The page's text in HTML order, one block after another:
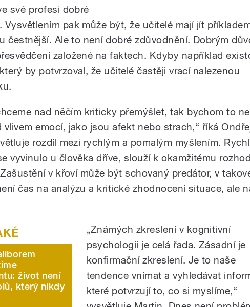
své profesi dobré
Vysvětlením pak může být, že učitelé mají jít
čestnější. Ale to není dobré zdůvodnění. Dobrým
založené na faktech. Kdyby například
by potvrzoval, že učitelé častěji vrací nalezenou
nad něčím kriticky přemýšlet, tak bychom to
vlivem emocí, jako jsou afekt nebo strach,“ říká
rozdíl mezi rychlým a pomalým myšlením.
vyvinulo u člověka dříve, slouží k okamžitému
v křoví může být schovaný predátor, v
čas na analýzu a kritické zhodnocení situace, ale
život není
který nikdy
„Známých zkreslení v kognitivní
psychologii je celá řada. Zásadní je
konfirmační zkreslení. Je to naše
tendence vnímat a vyhledávat
které potvrzují to, co si myslíme,“